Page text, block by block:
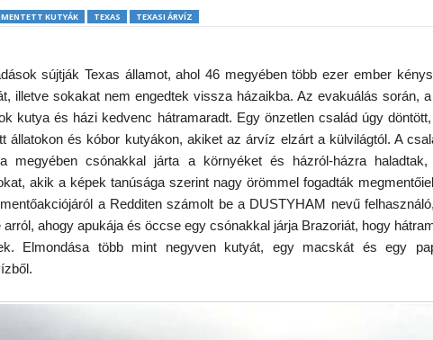
KUTYÁK TEXAS TEXASI ÁRVÍZ
sújtják Texas államot, ahol 46 megyében több ezer ember
illetve sokakat nem engedtek vissza házaikba. Az evakuálás során,
kutya és házi kedvenc hátramaradt. Egy önzetlen család úgy
állatokon és kóbor kutyákon, akiket az árvíz elzárt a külvilágtól. A
megyében csónakkal járta a környéket és házról-házra haladtak,
akik a képek tanúsága szerint nagy örömmel fogadták
a Redditen számolt be a DUSTYHAM nevű
ahogy apukája és öccse egy csónakkal járja Brazoriát, hogy
Elmondása több mint negyven kutyát, egy macskát és egy